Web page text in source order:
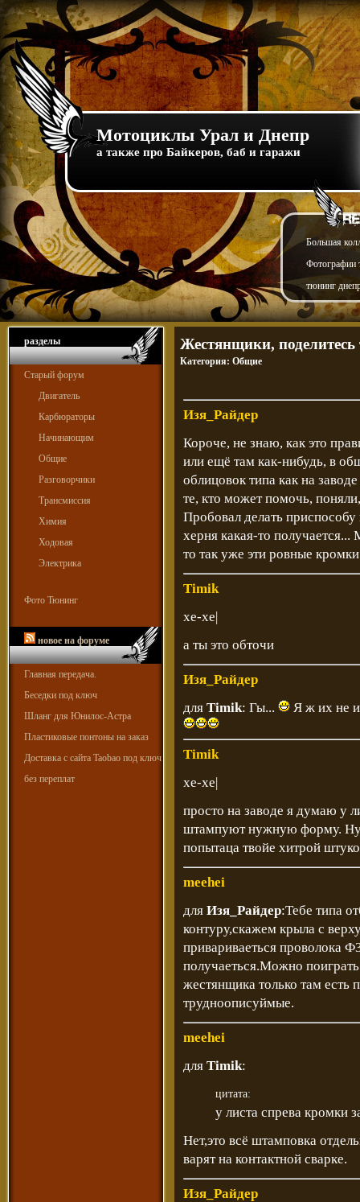
Мотоциклы Урал и Днепр
а также про Байкеров, баб и гаражи
Большая
Фотографии
тюнинг
разделы
Старый форум
Двигатель
Карбюраторы
Начинающим
Общие
Разговорчики
Трансмиссия
Химия
Ходовая
Электрика
Фото Тюнинг
новое на форуме
Главная передача.
Беседки под ключ
Шланг для Юнилос-Астра
Пластиковые понтоны на заказ
Доставка с сайта Taobao под ключ
без переплат
Жестянщики,
Категория: Общие
Изя_Райдер
Короче, не знаю, как это
или ещё там как-нибудь, в
облицовок типа как на
те, кто может помочь,
Пробовал делать
херня какая-то получается...
то так уже эти ровные кромки
Timik
хе-хе|
а ты это обточи
Изя_Райдер
для Timik: Гы... Я ж их не
Timik
хе-хе|
просто на заводе я думаю у
штампуют нужную форму. Ну
попытаца твойе хитрой
meehei
для Изя_Райдер:Тебе типа
контуру,скажем крыла с
привариваеться проволока
получаеться.Можно
жестянщика только там
трудноописуймые.
meehei
для Timik:
цитата:
у листа спрева кромки
Нет,это всё штамповка
варят на контактной сварке.
Изя_Райдер